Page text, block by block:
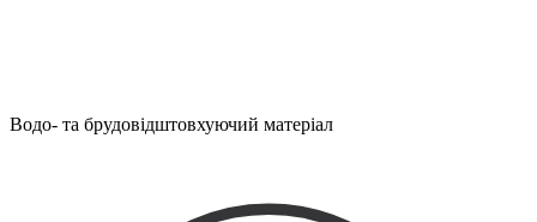
Водо- та брудовідштовхуючий матеріал